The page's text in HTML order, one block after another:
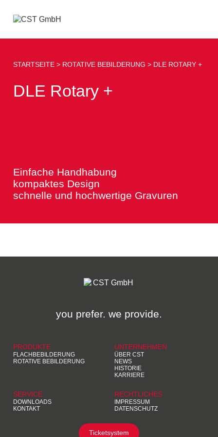
STARTSEITE ROTATIVE BEBILDERUNG DLE ROTARY +
DLE Rotary +
Einfache Handhabung
kompaktes Design
schnelle und hochwertige Gravuren
you prefer. we provide.
PRODUKTE
FLACHBEBILDERUNG
ROTATIVE BEBILDERUNG
UNTERNEHMEN
ÜBER CST
NEWS
HISTORIE
KARRIERE
SERVICE
DOWNLOADS
KONTAKT
RECHTLICHES
IMPRESSUM
DATENSCHUTZ
Ticketsystem